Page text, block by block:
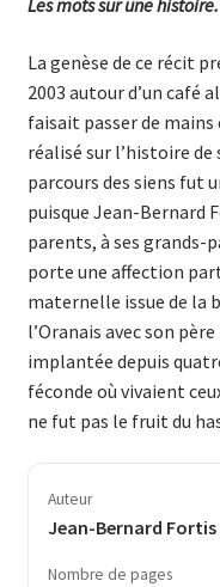
La genèse de ce récit
2003 autour d’un café
faisait passer de mains
réalisé sur l’histoire de
parcours des siens fut
puisque Jean-Bernard
parents, à ses grands-
porte une affection
maternelle issue de la
l’Oranais avec son
implantée depuis
féconde où vivaient
ne fut pas le fruit du
Auteur
Jean-Bernard Fortis
Nombre de pages